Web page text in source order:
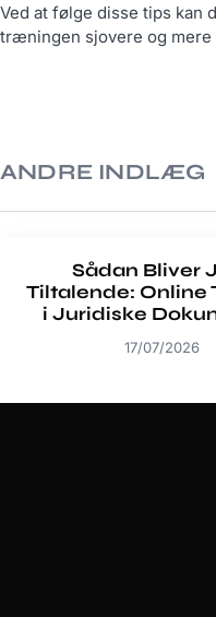
Ved at følge disse tips kan
træningen sjovere og
ANDRE INDLÆG
Sådan Bliver
Tiltalende:
i Juridiske
17/07/2026